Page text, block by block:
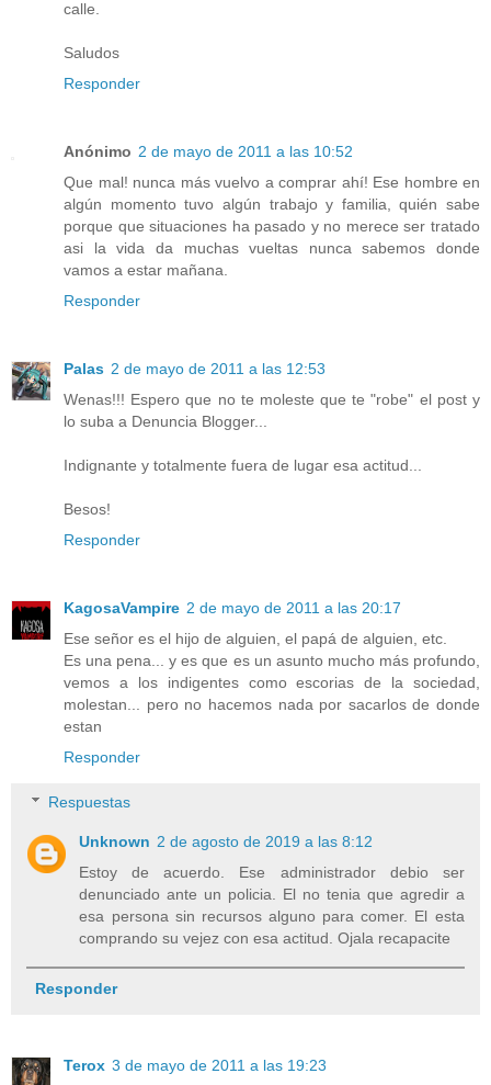
calle.
Saludos
Responder
Anónimo 2 de mayo de 2011 a las 10:52
Que mal! nunca más vuelvo a comprar ahí! Ese hombre en
algún momento tuvo algún trabajo y familia, quién sabe
porque que situaciones ha pasado y no merece ser tratado
asi la vida da muchas vueltas nunca sabemos donde
vamos a estar mañana.
Responder
Palas 2 de mayo de 2011 a las 12:53
Wenas!!! Espero que no te moleste que te "robe" el post y
lo suba a Denuncia Blogger...
Indignante y totalmente fuera de lugar esa actitud...
Besos!
Responder
KagosaVampire 2 de mayo de 2011 a las 20:17
Ese señor es el hijo de alguien, el papá de alguien, etc.
Es una pena... y es que es un asunto mucho más profundo,
vemos a los indigentes como escorias de la sociedad,
molestan... pero no hacemos nada por sacarlos de donde
estan
Responder
Respuestas
Unknown 2 de agosto de 2019 a las 8:12
Estoy de acuerdo. Ese administrador debio ser
denunciado ante un policia. El no tenia que agredir a
esa persona sin recursos alguno para comer. El esta
comprando su vejez con esa actitud. Ojala recapacite
Responder
Terox 3 de mayo de 2011 a las 19:23